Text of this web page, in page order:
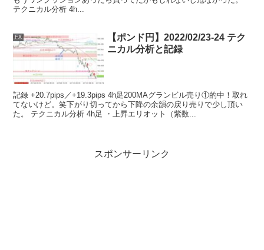
テクニカル分析 4h...
FX
【ポンド円】2022/02/23-24 テク
ニカル分析と記録
記録 +20.7pips／+19.3pips 4h足200MAグランビル売り①的中！取れ
てないけど。笑下がり切ってから下降の余韻の戻り売りで少し頂い
た。 テクニカル分析 4h足 ・上昇エリオット（紫数...
スポンサーリンク